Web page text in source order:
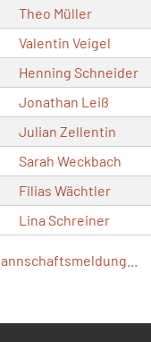
Theo Müller
Valentin Veigel
Henning Schneider
Jonathan Leiß
Julian Zellentin
Sarah Weckbach
Filias Wächtler
Lina Schreiner